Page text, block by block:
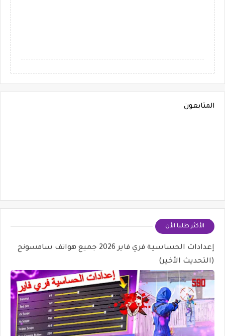
المتابعون
الأكثر طلبا الأن
إعدادات الحساسية فري فاير 2026 جميع هواتف سامسونج
(التحديث الأخير)